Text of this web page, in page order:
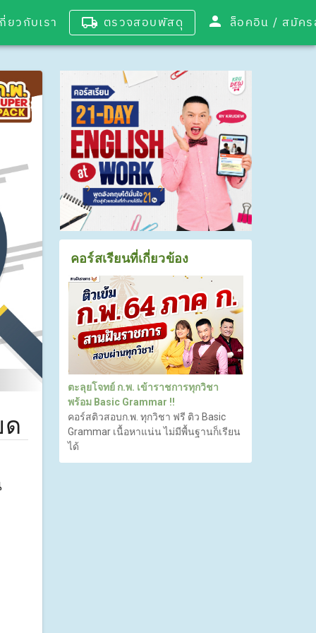
ยวกับเรา ตรวจสอบพัสดุ ล็อคอิน /
ด
คอร์สเรียนที่เกี่ยวข้อง
ตะลุยโจทย์ ก.พ. เข้าราชการทุกวิชา
พร้อม Basic Grammar !!
คอร์สติวสอบก.พ. ทุกวิชา ฟรี ติว Basic
Grammar เนื้อหาแน่น ไม่มีพื้นฐานก็เรียน
ได้